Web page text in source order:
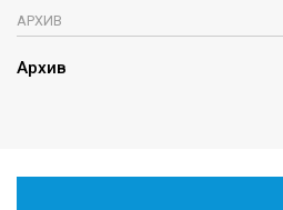
АРХИВ
Архив